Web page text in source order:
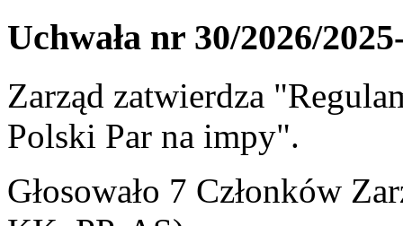
Uchwała nr 30/2026/
Zarząd zatwierdza
Polski Par na impy".
Głosowało 7 Członków